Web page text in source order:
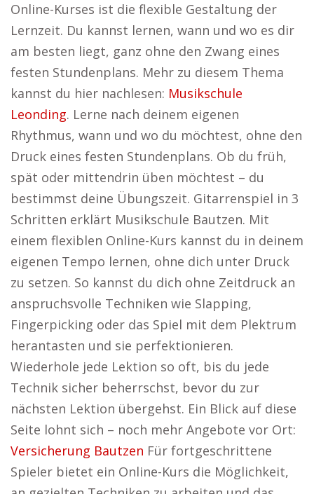
Online-Kurses ist die flexible Gestaltung der
Lernzeit. Du kannst lernen, wann und wo es dir
am besten liegt, ganz ohne den Zwang eines
festen Stundenplans. Mehr zu diesem Thema
kannst du hier nachlesen: Musikschule
Leonding. Lerne nach deinem eigenen
Rhythmus, wann und wo du möchtest, ohne den
Druck eines festen Stundenplans. Ob du früh,
spät oder mittendrin üben möchtest – du
bestimmst deine Übungszeit. Gitarrenspiel in 3
Schritten erklärt Musikschule Bautzen. Mit
einem flexiblen Online-Kurs kannst du in deinem
eigenen Tempo lernen, ohne dich unter Druck
zu setzen. So kannst du dich ohne Zeitdruck an
anspruchsvolle Techniken wie Slapping,
Fingerpicking oder das Spiel mit dem Plektrum
herantasten und sie perfektionieren.
Wiederhole jede Lektion so oft, bis du jede
Technik sicher beherrschst, bevor du zur
nächsten Lektion übergehst. Ein Blick auf diese
Seite lohnt sich – noch mehr Angebote vor Ort:
Versicherung Bautzen Für fortgeschrittene
Spieler bietet ein Online-Kurs die Möglichkeit,